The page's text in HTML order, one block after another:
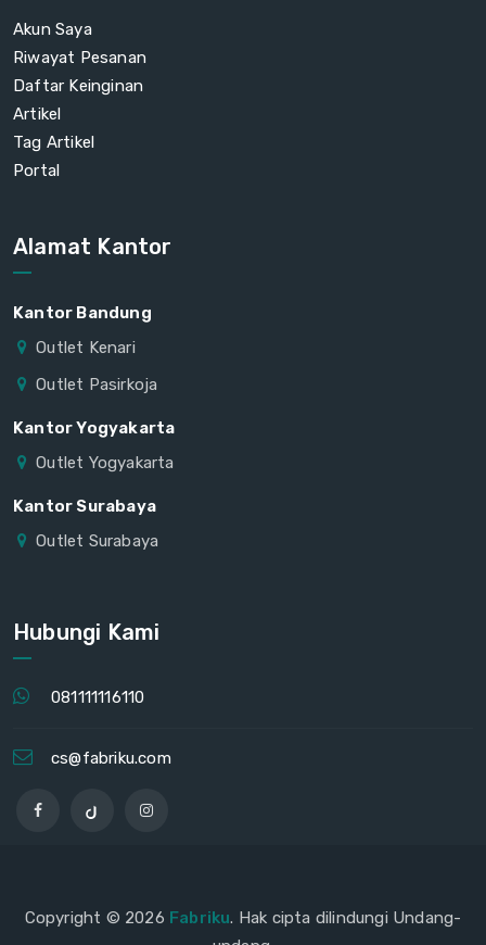
Akun Saya
Riwayat Pesanan
Daftar Keinginan
Artikel
Tag Artikel
Portal
Alamat Kantor
Kantor Bandung
Outlet Kenari
Outlet Pasirkoja
Kantor Yogyakarta
Outlet Yogyakarta
Kantor Surabaya
Outlet Surabaya
Hubungi Kami
081111116110
cs@fabriku.com
Copyright © 2026 Fabriku. Hak cipta dilindungi Undang-